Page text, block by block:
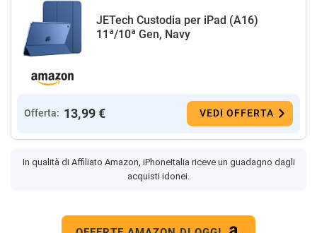
JETech Custodia per iPad (A16)
11ª/10ª Gen, Navy
Offerta: 13,99 € VEDI OFFERTA
In qualità di Affiliato Amazon, iPhoneItalia riceve un guadagno dagli
acquisti idonei.